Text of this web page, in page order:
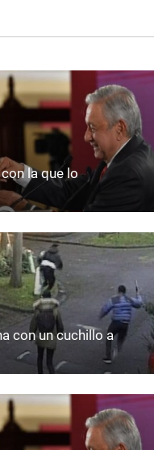
la que lo
con un cuchillo a